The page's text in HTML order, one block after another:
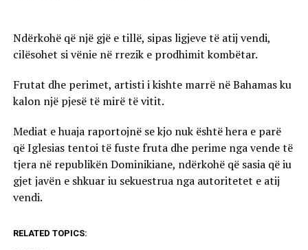
Ndërkohë që një gjë e tillë, sipas ligjeve të atij vendi,
cilësohet si vënie në rrezik e prodhimit kombëtar.
Frutat dhe perimet, artisti i kishte marrë në Bahamas ku
kalon një pjesë të mirë të vitit.
Mediat e huaja raportojnë se kjo nuk është hera e parë
që Iglesias tentoi të fuste fruta dhe perime nga vende të
tjera në republikën Dominikiane, ndërkohë që sasia që iu
gjet javën e shkuar iu sekuestrua nga autoritetet e atij
vendi.
RELATED TOPICS: